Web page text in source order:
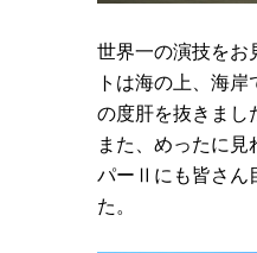
世界一の演技をお
トは海の上、海
の度肝を抜きまし
また、めったに見
パーⅡにも皆さん
た。